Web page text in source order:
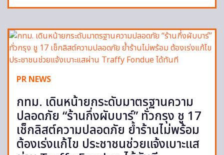
PR NEWS
กทม. เดินหน้ายกระดับมาตรฐานความ
ปลอดภัย “ร้านกึ่งผับบาร์” ทั่วกรุง ชู 17
เช็กลิสต์ความปลอดภัย ย้ำร้านไม่พร้อม
ต้องเร่งแก้ไข ประชาชนช่วยแจ้งเบาะแส